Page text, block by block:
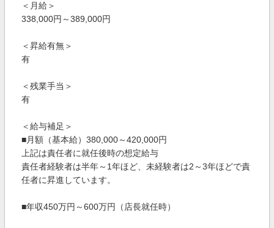
＜月給＞
338,000円～389,000円
＜昇給有無＞
有
＜残業手当＞
有
＜給与補足＞
■月額（基本給）380,000～420,000円
上記は責任者に就任後時の想定給与
責任者経験者は半年～1年ほど、未経験者は2～3年ほどで責
任者に昇進しています。
■年収450万円～600万円（店長就任時）